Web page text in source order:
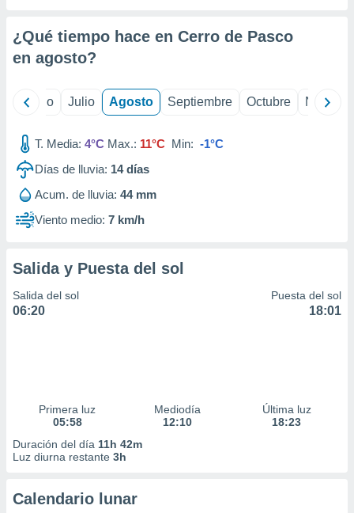
de
¿Qué tiempo hace en Cerro de Pasco
en agosto?
Junio Julio Agosto Septiembre Octubre
T. Media: 4°C Max.: 11°C Min: -1°C
Días de lluvia: 14días
Acum. de lluvia: 44 mm
Viento medio: 7 km/h
Salida y Puesta del sol
Salida del sol
06:20
Puesta del sol
18:01
Primera luz
05:58
Mediodía
12:10
Última luz
18:23
Duración del día 11h 42m
Luz diurna restante 3h
Calendario lunar